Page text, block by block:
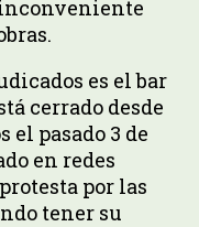
es el bar
cerrado desde
el pasado 3 de
en redes
por las
tener su